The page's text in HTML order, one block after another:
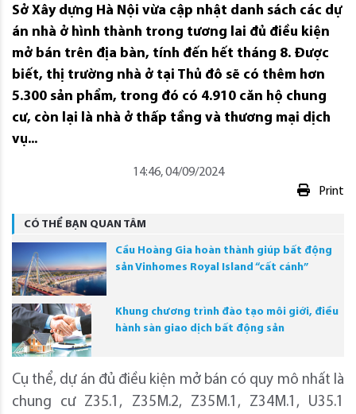
Sở Xây dựng Hà Nội vừa cập nhật danh sách các dự
án nhà ở hình thành trong tương lai đủ điều kiện
mở bán trên địa bàn, tính đến hết tháng 8. Được
biết, thị trường nhà ở tại Thủ đô sẽ có thêm hơn
5.300 sản phẩm, trong đó có 4.910 căn hộ chung
cư, còn lại là nhà ở thấp tầng và thương mại dịch
vụ...
14:46, 04/09/2024
Print
CÓ THỂ BẠN QUAN TÂM
Cầu Hoàng Gia hoàn thành giúp bất động
sản Vinhomes Royal Island “cất cánh”
Khung chương trình đào tạo môi giới, điều
hành sàn giao dịch bất động sản
Cụ thể, dự án đủ điều kiện mở bán có quy mô nhất là
chung cư Z35.1, Z35M.2, Z35M.1, Z34M.1, U35.1